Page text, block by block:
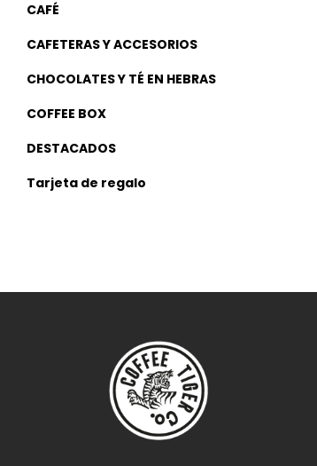
CAFÉ
CAFETERAS Y ACCESORIOS
CHOCOLATES Y TÉ EN HEBRAS
COFFEE BOX
DESTACADOS
Tarjeta de regalo